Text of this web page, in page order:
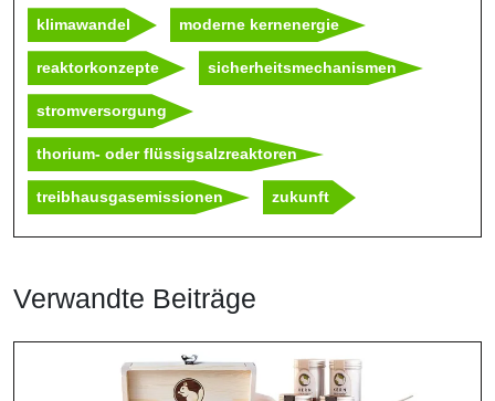
klimawandel moderne kernenergie
reaktorkonzepte sicherheitsmechanismen
stromversorgung
thorium- oder flüssigsalzreaktoren
treibhausgasemissionen zukunft
Verwandte Beiträge